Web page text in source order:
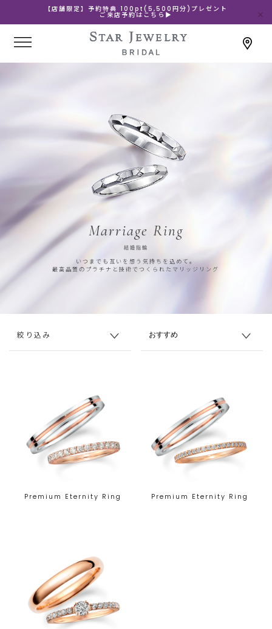
【店舗限定】予約特典 100pt(5,500円分)プレゼント
ご来店予約はこちら▶
Marriage Ring
結婚指輪
いつまでも互いを想う気持ちを込めて。
最高品質のプラチナと技術でつくられたマリッジリング
絞り込み
Premium Eternity Ring Premium Eternity Ring